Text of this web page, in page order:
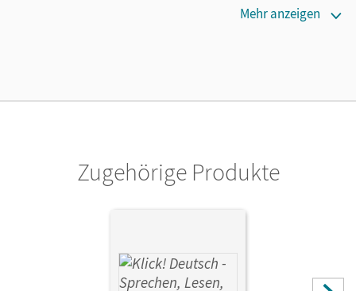
König, Martina; Böhme, Marion; Kolbe-Schwettmann,
Mehr anzeigen
Zugehörige Produkte